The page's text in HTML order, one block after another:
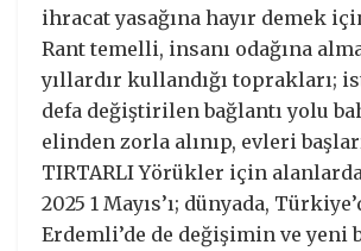
ihracat yasağına hayır demek
Rant temelli, insanı odağına
yıllardır kullandığı toprakları;
defa değiştirilen bağlantı yolu
elinden zorla alınıp, evleri
TIRTARLI Yörükler için
2025 1 Mayıs’ı; dünyada,
Erdemli’de de değişimin ve yeni